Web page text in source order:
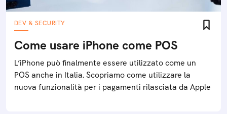
DEV & SECURITY
Come usare iPhone come POS
L’iPhone può finalmente essere utilizzato come un
POS anche in Italia. Scopriamo come utilizzare la
nuova funzionalità per i pagamenti rilasciata da Apple